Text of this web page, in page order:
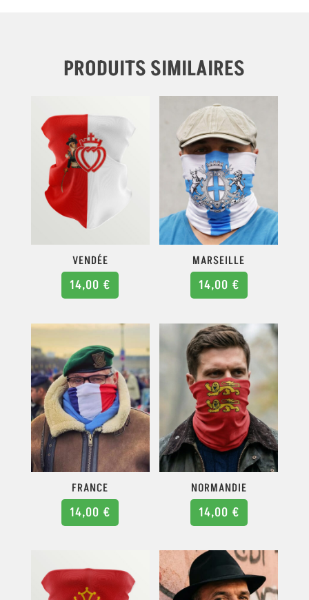
PRODUITS SIMILAIRES
VENDÉE
14,00 €
MARSEILLE
14,00 €
FRANCE
14,00 €
NORMANDIE
14,00 €